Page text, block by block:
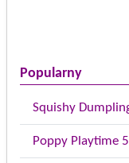
Popularny
Squishy
Poppy Playtime 5